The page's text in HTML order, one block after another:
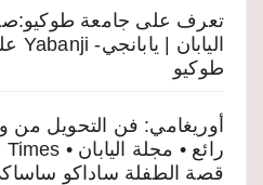
تعرف على جامعة
اليابان | يابانجي- Yabanji
طوكيو
أوريغامي: فن التحويل
رائع • مجلة اليابان • The Nippon Times
قصة الطفلة ساداكو